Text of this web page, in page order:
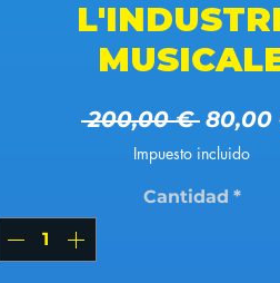
200,00 € Precio
80,00
Impuesto incluido
Cantidad *